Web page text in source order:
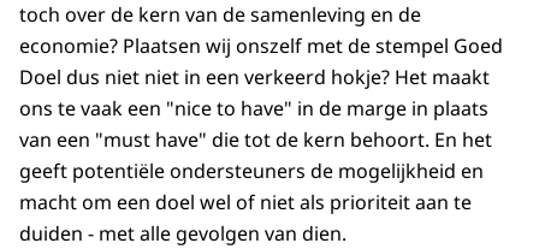
toch over de kern van de samenleving en de
economie? Plaatsen wij onszelf met de stempel Goed
Doel dus niet niet in een verkeerd hokje? Het maakt
ons te vaak een "nice to have" in de marge in plaats
van een "must have" die tot de kern behoort. En het
geeft potentiële ondersteuners de mogelijkheid en
macht om een doel wel of niet als prioriteit aan te
duiden - met alle gevolgen van dien.